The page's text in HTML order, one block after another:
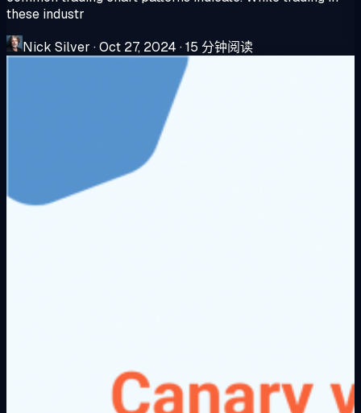
these industr
Nick Silver ·Oct 27, 2024 ·15 分钟阅读